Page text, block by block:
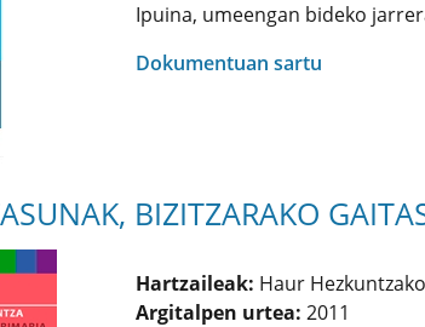
Ipuina, umeengan bideko
Dokumentuan sartu
BIZITZARAKO
Hartzaileak: Haur
Argitalpen urtea:2011